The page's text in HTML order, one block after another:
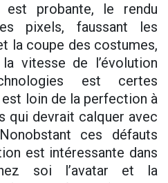
est probante, le rendu
pixels, faussant les
la coupe des costumes,
vitesse de l’évolution
est certes
loin de la perfection à
qui devrait calquer avec
ces défauts
est intéressante dans
soi l’avatar et la